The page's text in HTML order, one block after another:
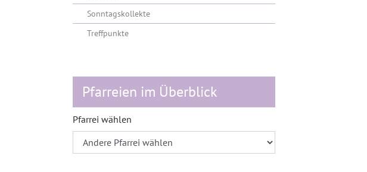
Sonntagskollekte
Treffpunkte
Pfarreien im Überblick
Pfarrei wählen